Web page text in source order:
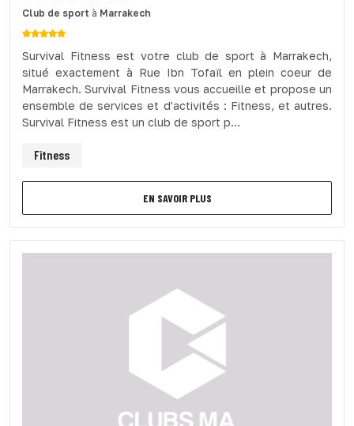
Club de sport à Marrakech
Survival Fitness est votre club de sport à Marrakech,
situé exactement à Rue Ibn Tofaïl en plein coeur de
Marrakech. Survival Fitness vous accueille et propose un
ensemble de services et d'activités : Fitness, et autres.
Survival Fitness est un club de sport p...
Fitness
EN SAVOIR PLUS